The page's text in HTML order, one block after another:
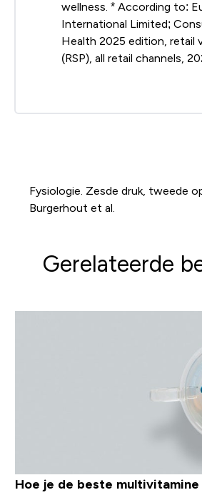
wellness. * According to:
International Limited;
Health 2025 edition, retail
(RSP), all retail channels,
Fysiologie. Zesde druk, tweede
Burgerhout et al.
Gerelateerde
Hoe je de beste